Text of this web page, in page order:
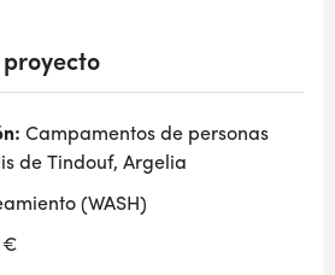
proyecto
Campamentos de personas
de Tindouf, Argelia
(WASH)
€